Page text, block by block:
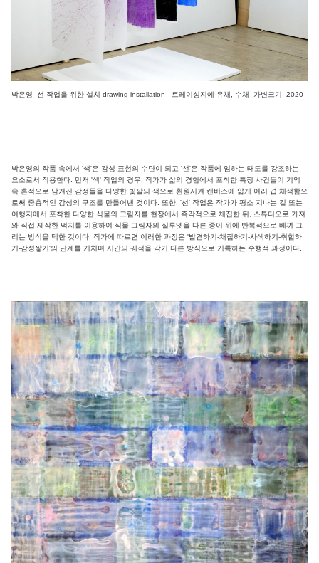
박은영_선 작업을 위한 설치 drawing installation_ 트레이싱지에 유채, 수채_가변크기_2020
박은영의 작품 속에서 '색'은 감성 표현의 수단이 되고 '선'은 작품에 임하는 태도를 강조하는
요소로서 작용한다. 먼저 '색' 작업의 경우, 작가가 삶의 경험에서 포착한 특정 사건들이 기억
속 흔적으로 남겨진 감정들을 다양한 빛깔의 색으로 환원시켜 캔버스에 얇게 여러 겹 채색함으
로써 중층적인 감성의 구조를 만들어낸 것이다. 또한, '선' 작업은 작가가 평소 지나는 길 또는
여행지에서 포착한 다양한 식물의 그림자를 현장에서 즉각적으로 채집한 뒤, 스튜디오로 가져
와 직접 제작한 먹지를 이용하여 식물 그림자의 실루엣을 다른 종이 위에 반복적으로 베껴 그
리는 방식을 택한 것이다. 작가에 따르면 이러한 과정은 '발견하기-채집하기-사색하기-취합하
기-감성쌓기'의 단계를 거치며 시간의 궤적을 각기 다른 방식으로 기록하는 수행적 과정이다.